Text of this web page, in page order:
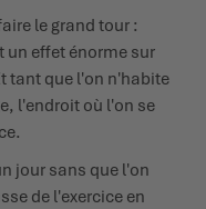
le grand tour :
un effet énorme sur
tant que l'on n'habite
l'endroit où l'on se
jour sans que l'on
de l'exercice en